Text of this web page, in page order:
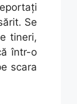
Se
tineri,
într-o
scara